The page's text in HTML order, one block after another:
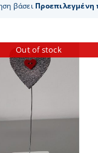
βάσει Προεπιλεγμένη
Out of stock